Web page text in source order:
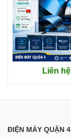
Smart Tivi LG
chân thực như
Liên hệ
ĐIỆN MÁY QUẬN 4